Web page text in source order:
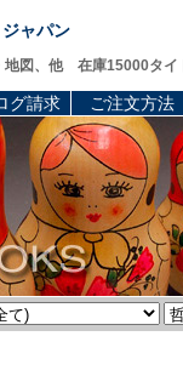
ャパン
地図、他 在庫15000タイ
グ請求 ご注文方法